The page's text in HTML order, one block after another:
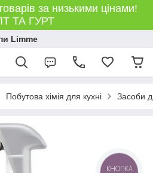
за низькими цінами!
ТА ГУРТ
Limme
Побутова хімія для кухні Засоби
КНОПКА